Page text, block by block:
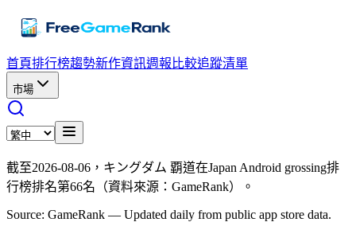
首頁排行榜趨勢新作資訊週報 比較追蹤清單
市場
截至2026-08-06，キングダム 覇道在Japan Android grossing排
行榜排名第66名（資料來源：GameRank）。
Source: GameRank — Updated daily from public app store data.